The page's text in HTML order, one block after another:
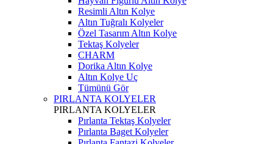
Resimli Altın Kolye
Altın Tuğralı Kolyeler
Özel Tasarım Altın Kolye
Tektaş Kolyeler
CHARM
Dorika Altın Kolye
Altın Kolye Uç
Tümünü Gör
PIRLANTA KOLYELER
PIRLANTA KOLYELER
Pırlanta Tektaş Kolyeler
Pırlanta Baget Kolyeler